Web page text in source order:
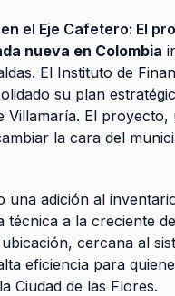
el Eje Cafetero: El
nueva en Colombia
El Instituto de
su plan
Villamaría. El
la cara del
una adición al
técnica a la creciente
cercana al
eficiencia para
Ciudad de las Flores.